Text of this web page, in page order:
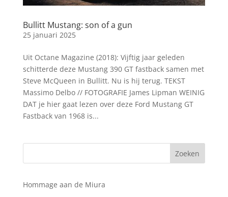
Bullitt Mustang: son of a gun
25 januari 2025
Uit Octane Magazine (2018): Vijftig jaar geleden
schitterde deze Mustang 390 GT fastback samen met
Steve McQueen in Bullitt. Nu is hij terug. TEKST
Massimo Delbo // FOTOGRAFIE James Lipman WEINIG
DAT je hier gaat lezen over deze Ford Mustang GT
Fastback van 1968 is...
Hommage aan de Miura